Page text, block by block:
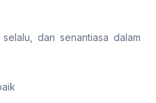
dan senantiasa dalam